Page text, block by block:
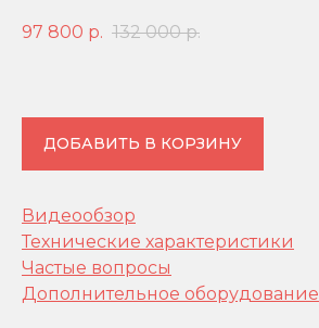
97 800 р. 132 000 р.
ДОБАВИТЬ В КОРЗИНУ
Видеообзор
Технические характеристики
Частые вопросы
Дополнительное оборудование